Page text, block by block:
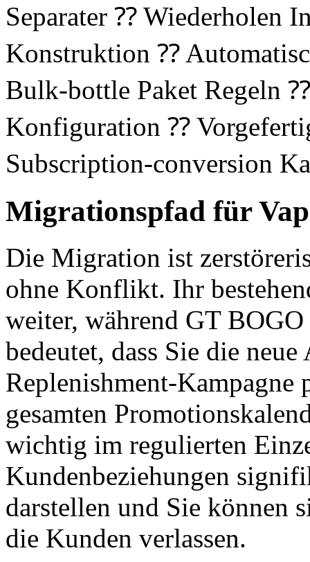
Separater ⁇ Wiederholen
Konstruktion ⁇
Bulk-bottle Paket Regeln
Konfiguration ⁇
Subscription-conversion
Migrationspfad für
Die Migration ist
ohne Konflikt. Ihr
weiter, während GT
bedeutet, dass Sie die
Replenishment-
gesamten
wichtig im regulierten
Kundenbeziehungen
darstellen und Sie können
die Kunden verlassen.